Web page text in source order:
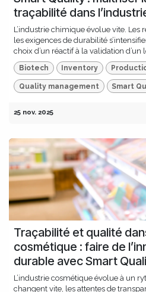
traçabilité dans
L’industrie chimique évolue vite. Les
les exigences de durabilité
choix d’un réactif à la validation d’un
Biotech Inventory
Quality management Smart
25 nov. 2025
Traçabilité et qualité
cosmétique : faire de
durable avec Smart
L’industrie cosmétique évolue à un
changent vite, les attentes de